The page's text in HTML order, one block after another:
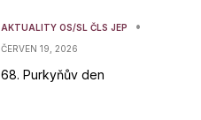
AKTUALITY OS/SL ČLS JEP •
ČERVEN 19, 2026
68. Purkyňův den